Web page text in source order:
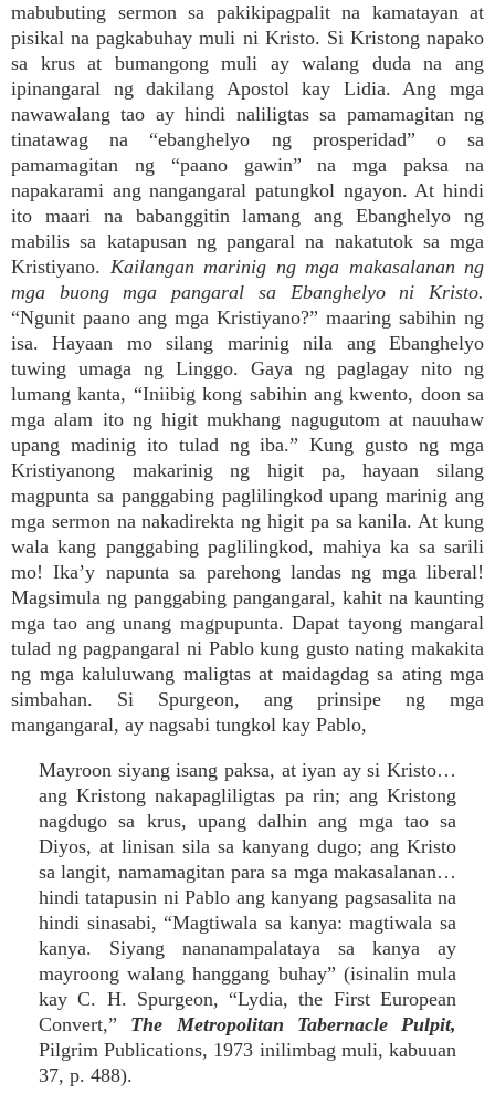
mabubuting sermon sa pakikipagpalit na kamatayan at
pisikal na pagkabuhay muli ni Kristo. Si Kristong napako
sa krus at bumangong muli ay walang duda na ang
ipinangaral ng dakilang Apostol kay Lidia. Ang mga
nawawalang tao ay hindi naliligtas sa pamamagitan ng
tinatawag na “ebanghelyo ng prosperidad” o sa
pamamagitan ng “paano gawin” na mga paksa na
napakarami ang nangangaral patungkol ngayon. At hindi
ito maari na babanggitin lamang ang Ebanghelyo ng
mabilis sa katapusan ng pangaral na nakatutok sa mga
Kristiyano. Kailangan marinig ng mga makasalanan ng
mga buong mga pangaral sa Ebanghelyo ni Kristo.
“Ngunit paano ang mga Kristiyano?” maaring sabihin ng
isa. Hayaan mo silang marinig nila ang Ebanghelyo
tuwing umaga ng Linggo. Gaya ng paglagay nito ng
lumang kanta, “Iniibig kong sabihin ang kwento, doon sa
mga alam ito ng higit mukhang nagugutom at nauuhaw
upang madinig ito tulad ng iba.” Kung gusto ng mga
Kristiyanong makarinig ng higit pa, hayaan silang
magpunta sa panggabing paglilingkod upang marinig ang
mga sermon na nakadirekta ng higit pa sa kanila. At kung
wala kang panggabing paglilingkod, mahiya ka sa sarili
mo! Ika’y napunta sa parehong landas ng mga liberal!
Magsimula ng panggabing pangangaral, kahit na kaunting
mga tao ang unang magpupunta. Dapat tayong mangaral
tulad ng pagpangaral ni Pablo kung gusto nating makakita
ng mga kaluluwang maligtas at maidagdag sa ating mga
simbahan. Si Spurgeon, ang prinsipe ng mga
mangangaral, ay nagsabi tungkol kay Pablo,
Mayroon siyang isang paksa, at iyan ay si Kristo…
ang Kristong nakapagliligtas pa rin; ang Kristong
nagdugo sa krus, upang dalhin ang mga tao sa
Diyos, at linisan sila sa kanyang dugo; ang Kristo
sa langit, namamagitan para sa mga makasalanan…
hindi tatapusin ni Pablo ang kanyang pagsasalita na
hindi sinasabi, “Magtiwala sa kanya: magtiwala sa
kanya. Siyang nananampalataya sa kanya ay
mayroong walang hanggang buhay” (isinalin mula
kay C. H. Spurgeon, “Lydia, the First European
Convert,” The Metropolitan Tabernacle Pulpit,
Pilgrim Publications, 1973 inilimbag muli, kabuuan
37, p. 488).